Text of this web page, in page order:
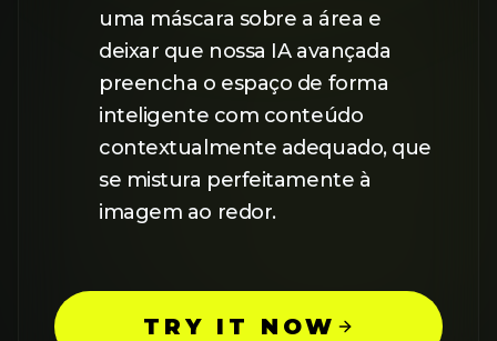
uma máscara sobre a área e
deixar que nossa IA avançada
preencha o espaço de forma
inteligente com conteúdo
contextualmente adequado, que
se mistura perfeitamente à
imagem ao redor.
TRY IT NOW